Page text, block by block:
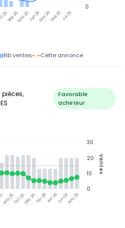
25Sep 25Nov 25Jan 26Mar 26Mai 26Jul 26
0
Nb ventes Cette annonce
pièces,
Favorable
acheteur
Aoû 25Oct 25Déc 25Fév 26Avr 26Jun 26Aoû 26
30
20
10
0
Ventes